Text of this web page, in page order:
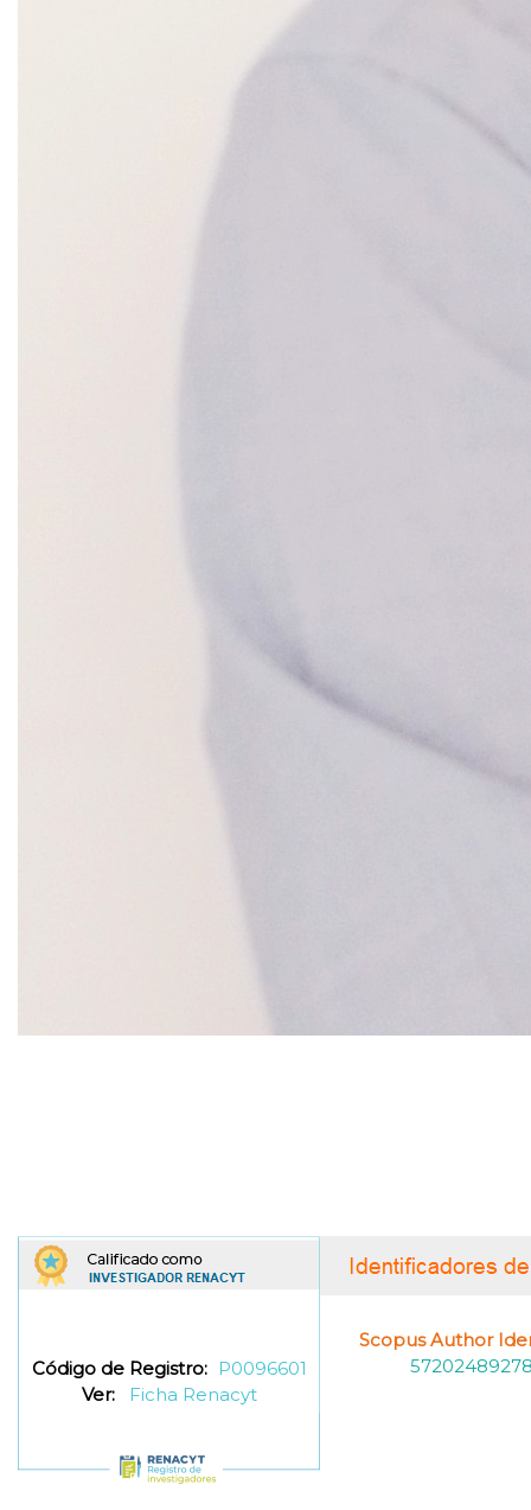
Código de Registro: P0096601
Ver:
Ficha Renacyt
Scopus Author